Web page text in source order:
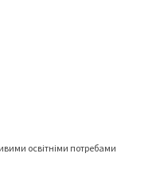
освітніми потребами